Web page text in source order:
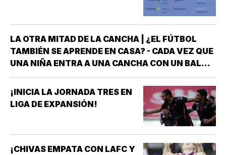
LA OTRA MITAD DE LA CANCHA | ¿EL FÚTBOL
TAMBIÉN SE APRENDE EN CASA? - CADA VEZ QUE
UNA NIÑA ENTRA A UNA CANCHA CON UN BALÓN
BAJO EL BRAZO, NO LLEGA SOLA *DETRÁS DE
ELLA SIEMPRE HAY ALGUIEN QUE LA LLEVÓ AL
ENTRENAMIENTO, QUE HIZO EL ESFUERZO…
¡INICIA LA JORNADA TRES EN
LIGA DE EXPANSIÓN!
¡CHIVAS EMPATA CON LAFC Y